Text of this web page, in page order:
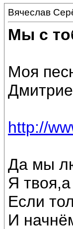
Вячеслав
Мы с
Моя
http://
Да мы
Я
Если
И